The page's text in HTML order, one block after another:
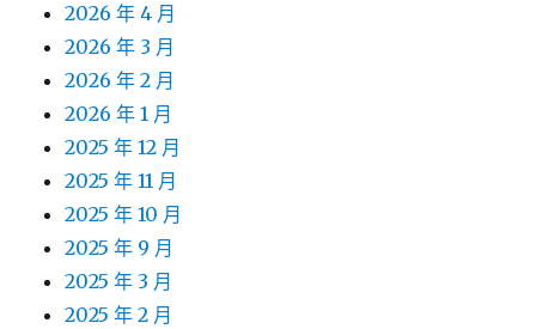
2026 年 4 月
2026 年 3 月
2026 年 2 月
2026 年 1 月
2025 年 12 月
2025 年 11 月
2025 年 10 月
2025 年 9 月
2025 年 3 月
2025 年 2 月